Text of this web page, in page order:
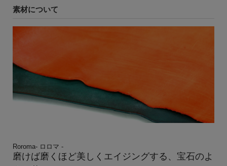
素材について
Roroma- ロロマ -
磨けば磨くほど美しくエイジングする、宝石のよ